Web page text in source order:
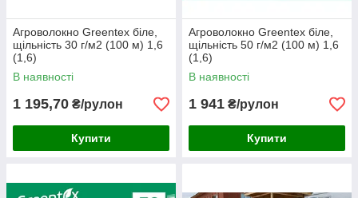
Агроволокно Greentex біле,
щільність 30 г/м2 (100 м) 1,6
(1,6)
В наявності
1 195,70 ₴/рулон
Купити
Агроволокно Greentex біле,
щільність 50 г/м2 (100 м) 1,6
(1,6)
В наявності
1 941 ₴/рулон
Купити